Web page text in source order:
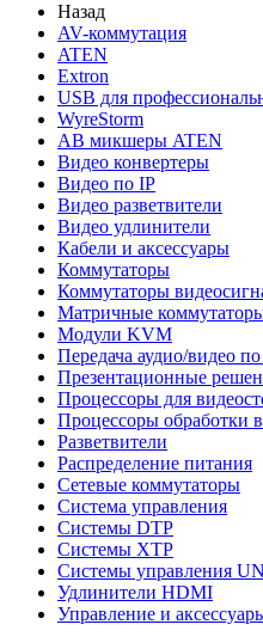
Назад
AV-коммутация
ATEN
Extron
USB для
WyreStorm
АВ микшеры ATEN
Видео конвертеры
Видео по IP
Видео разветвители
Видео удлинители
Кабели и аксессуары
Коммутаторы
Коммутаторы
Матричные
Модули KVM
Передача аудио/видео
Презентационные
Процессоры для
Процессоры обработки
Разветвители
Распределение питания
Сетевые коммутаторы
Система управления
Системы DTP
Системы XTP
Системы управления
Удлинители HDMI
Управление и